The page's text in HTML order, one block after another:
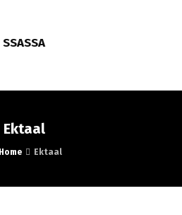
SSASSA
Ektaal
Home Ektaal